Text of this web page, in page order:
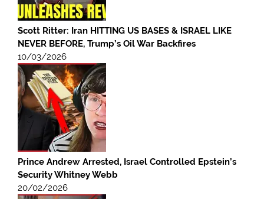
Scott Ritter: Iran HITTING US BASES & ISRAEL LIKE
NEVER BEFORE, Trump’s Oil War Backfires
10/03/2026
Prince Andrew Arrested, Israel Controlled Epstein’s
Security Whitney Webb
20/02/2026